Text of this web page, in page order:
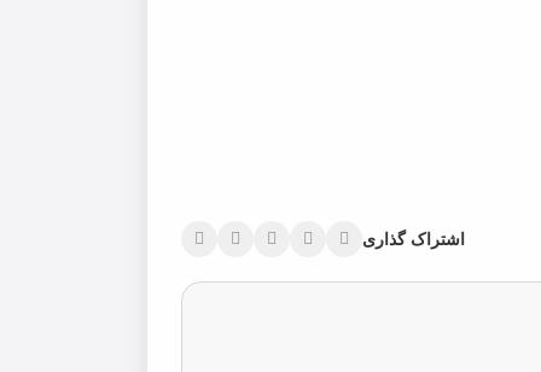
اشتراک گذاری